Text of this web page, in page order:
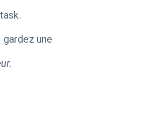
gardez une